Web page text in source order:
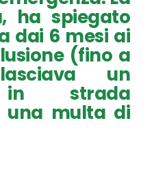
ha spiegato
dai 6 mesi ai
(fino a
un
in strada
una multa di